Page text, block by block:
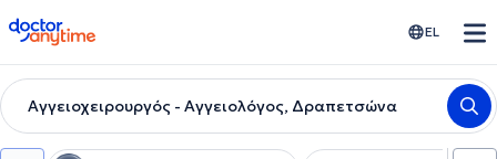
doctoranytime EL
Αγγειοχειρουργός - Αγγειολόγος, Δραπετσώνα